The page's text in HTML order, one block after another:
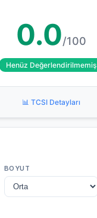
0.0/100
Henüz Değerlendirilmemiş
📊 TCSI Detayları
BOYUT